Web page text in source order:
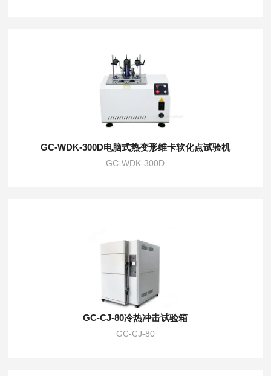
GC-WDK-300D电脑式热变形维卡软化点试验机
GC-WDK-300D
GC-CJ-80冷热冲击试验箱
GC-CJ-80